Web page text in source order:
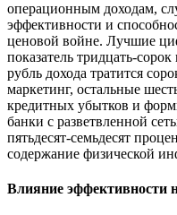
операционным доходам,
эффективности и
ценовой войне. Лучшие
показатель тридцать-
рубль дохода тратится
маркетинг, остальные
кредитных убытков и
банки с разветвленной
пятьдесят-семьдесят
содержание физической
Влияние эффективности